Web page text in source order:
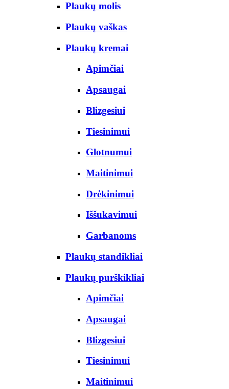
Plaukų molis
Plaukų vaškas
Plaukų kremai
Apimčiai
Apsaugai
Blizgesiui
Tiesinimui
Glotnumui
Maitinimui
Drėkinimui
Iššukavimui
Garbanoms
Plaukų standikliai
Plaukų purškikliai
Apimčiai
Apsaugai
Blizgesiui
Tiesinimui
Maitinimui